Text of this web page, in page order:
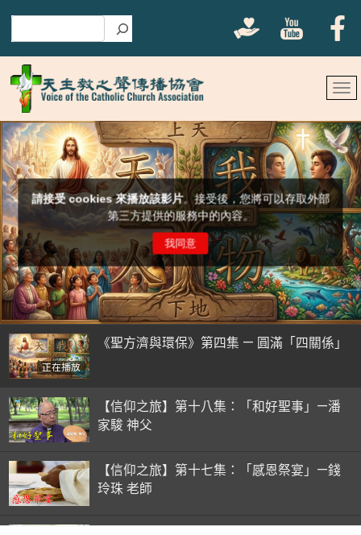
正在播放
《聖方濟與環保》第四集 — 圓滿「四關係」
【信仰之旅】第十八集：「和好聖事」—潘
家駿 神父
【信仰之旅】第十七集：「感恩祭宴」—錢
玲珠 老師